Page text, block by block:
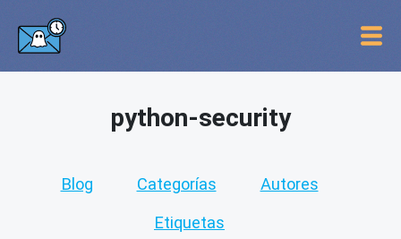
python-security
Blog Categorías Autores
Etiquetas